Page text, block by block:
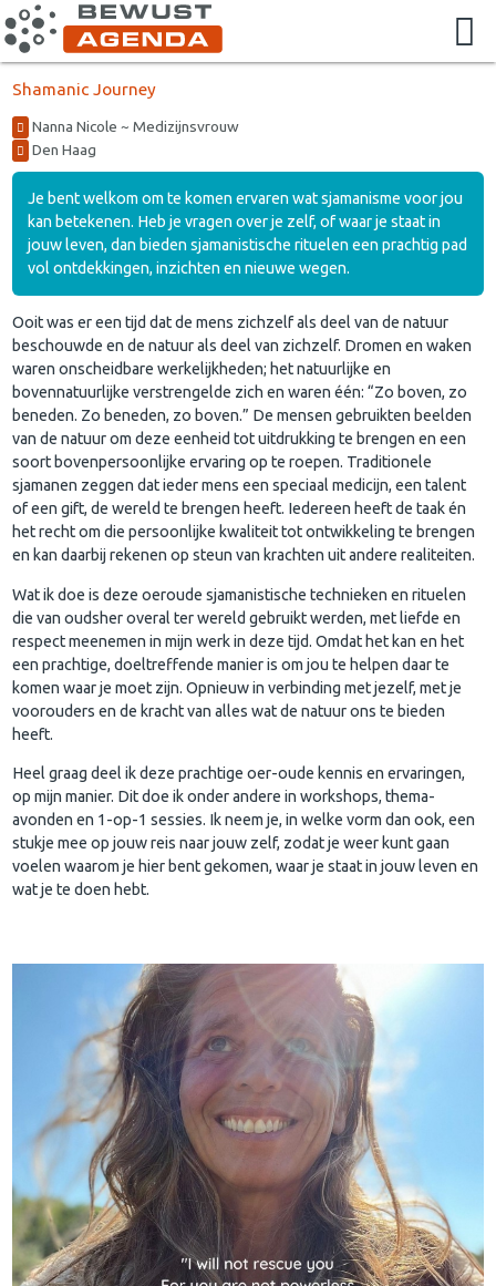
Shamanic Journey
Nanna Nicole ~ Medizijnsvrouw
Den Haag
Je bent welkom om te komen ervaren wat sjamanisme voor jou
kan betekenen. Heb je vragen over je zelf, of waar je staat in
jouw leven, dan bieden sjamanistische rituelen een prachtig pad
vol ontdekkingen, inzichten en nieuwe wegen.
Ooit was er een tijd dat de mens zichzelf als deel van de natuur
beschouwde en de natuur als deel van zichzelf. Dromen en waken
waren onscheidbare werkelijkheden; het natuurlijke en
bovennatuurlijke verstrengelde zich en waren één: “Zo boven, zo
beneden. Zo beneden, zo boven.” De mensen gebruikten beelden
van de natuur om deze eenheid tot uitdrukking te brengen en een
soort bovenpersoonlijke ervaring op te roepen. Traditionele
sjamanen zeggen dat ieder mens een speciaal medicijn, een talent
of een gift, de wereld te brengen heeft. Iedereen heeft de taak én
het recht om die persoonlijke kwaliteit tot ontwikkeling te brengen
en kan daarbij rekenen op steun van krachten uit andere realiteiten.
Wat ik doe is deze oeroude sjamanistische technieken en rituelen
die van oudsher overal ter wereld gebruikt werden, met liefde en
respect meenemen in mijn werk in deze tijd. Omdat het kan en het
een prachtige, doeltreffende manier is om jou te helpen daar te
komen waar je moet zijn. Opnieuw in verbinding met jezelf, met je
voorouders en de kracht van alles wat de natuur ons te bieden
heeft.
Heel graag deel ik deze prachtige oer-oude kennis en ervaringen,
op mijn manier. Dit doe ik onder andere in workshops, thema-
avonden en 1-op-1 sessies. Ik neem je, in welke vorm dan ook, een
stukje mee op jouw reis naar jouw zelf, zodat je weer kunt gaan
voelen waarom je hier bent gekomen, waar je staat in jouw leven en
wat je te doen hebt.